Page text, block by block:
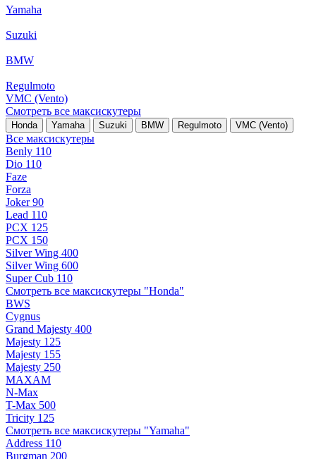
Yamaha
Suzuki
BMW
Regulmoto
VMC (Vento)
Смотреть все максискутеры
Honda Yamaha Suzuki BMW Regulmoto VMC (Vento)
Все максискутеры
Benly 110
Dio 110
Faze
Forza
Joker 90
Lead 110
PCX 125
PCX 150
Silver Wing 400
Silver Wing 600
Super Cub 110
Смотреть все максискутеры "Honda"
BWS
Cygnus
Grand Majesty 400
Majesty 125
Majesty 155
Majesty 250
MAXAM
N-Max
T-Max 500
Tricity 125
Смотреть все максискутеры "Yamaha"
Address 110
Burgman 200